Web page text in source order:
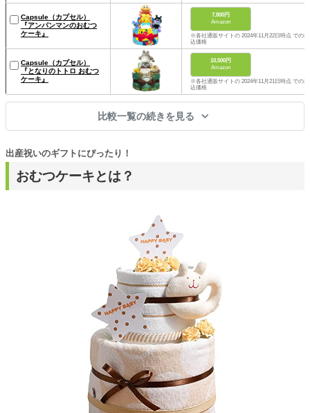
Capsule（カプセル）
『アンパンマンのおむつ
ケーキ』
7,800円
Amazon
※各社通販サイトの 2024年11月22日時点 での税
込価格
Capsule（カプセル）
『となりのトトロ おむつ
ケーキ』
10,500円
Amazon
※各社通販サイトの 2024年11月21日時点 での税
込価格
比較一覧の続きを見る
おむつケーキとは？
出産祝いのギフトにぴったり！